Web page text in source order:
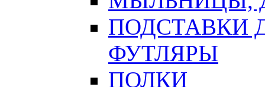
ПОДСТАВКИ
ФУТЛЯРЫ
ПОЛКИ